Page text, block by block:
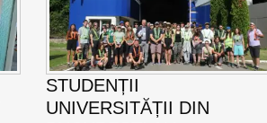
STUDENȚII
UNIVERSITĂȚII DIN